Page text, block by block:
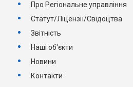
Про Регіональне управління
Статут/Ліцензії/Свідоцтва
Звітність
Наші об'єкти
Новини
Контакти